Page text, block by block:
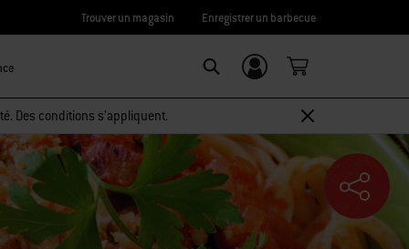
Trouver un magasin Enregistrer un barbecue
Connexion/
Inscription
Des conditions s’appliquent.